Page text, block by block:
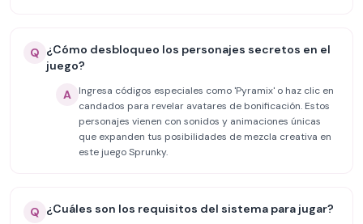
Q ¿Cómo desbloqueo los personajes secretos en el
juego?
A
Ingresa códigos especiales como 'Pyramix' o haz clic en
candados para revelar avatares de bonificación. Estos
personajes vienen con sonidos y animaciones únicas
que expanden tus posibilidades de mezcla creativa en
este juego Sprunky.
Q ¿Cuáles son los requisitos del sistema para jugar?